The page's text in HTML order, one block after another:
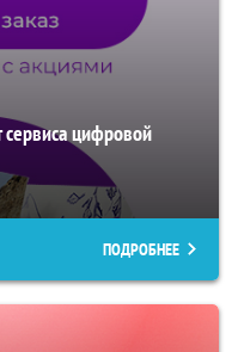
сервиса цифровой
ПОДРОБНЕЕ